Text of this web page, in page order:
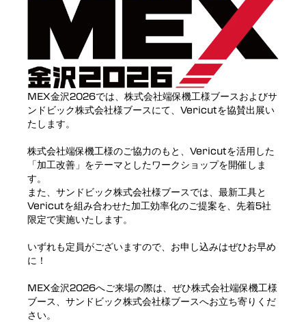
MEX金沢2026では、株式会社端保機工様ブースおよびサ
ンドビック株式会社様ブースにて、Vericutを協賛出展い
たします。
株式会社端保機工様のご協力のもと、Vericutを活用した
「加工改善」をテーマとしたワークショップを開催しま
す。
また、サンドビック株式会社様ブースでは、最新工具と
Vericutを組み合わせた加工効率化のご提案を、先着5社
限定で実施いたします。
いずれも定員がございますので、お申し込みはぜひお早め
に！
MEX金沢2026へご来場の際は、ぜひ株式会社端保機工様
ブース、サンドビック株式会社様ブースへお立ち寄りくだ
さい。